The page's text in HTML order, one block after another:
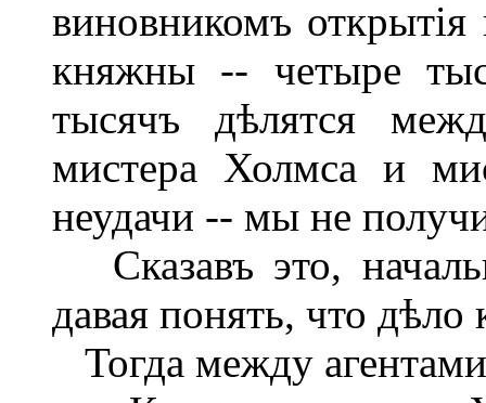
виновникомъ
княжны -- четыре
тысячъ дѣлятся
мистера Холмса и
неудачи -- мы не
Сказавъ это,
давая понять, что дѣло
Тогда между